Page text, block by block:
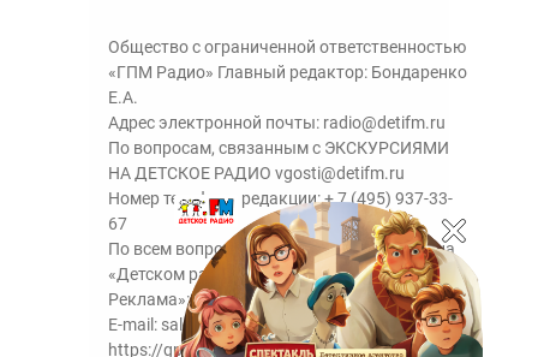
Общество с ограниченной ответственностью
«ГПМ Радио» Главный редактор: Бондаренко
Е.А.
Адрес электронной почты: radio@detifm.ru
По вопросам, связанным с ЭКСКУРСИЯМИ
НА ДЕТСКОЕ РАДИО vgosti@detifm.ru
Номер телефона редакции:+ 7 (495) 937-33-
67
По всем вопросам размещения рекламы на
«Детском радио» - сейлз-хаус «ГПМ
Реклама»:+7 (495) 921-40-41
E-mail: sales@gazprom-media.ru
https://gpmsaleshouse.ru/